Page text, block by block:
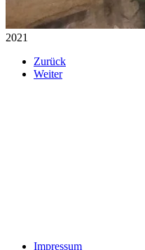
2021
Zurück
Weiter
Impressum